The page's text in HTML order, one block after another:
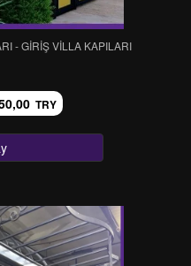
- GİRİŞ VİLLA KAPILARI
TRY